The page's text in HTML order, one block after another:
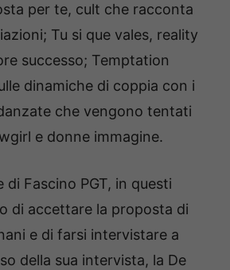
per te, cult che racconta
Tu si que vales, reality
successo; Temptation
dinamiche di coppia con i
che vengono tentati
e donne immagine.
Fascino PGT, in questi
di accettare la proposta di
e di farsi intervistare a
della sua intervista, la De